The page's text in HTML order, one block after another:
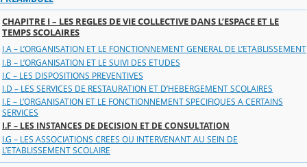
CHAPITRE I – LES REGLES DE VIE COLLECTIVE DANS L’ESPACE ET LE
TEMPS SCOLAIRES
I.A – L’ORGANISATION ET LE FONCTIONNEMENT GENERAL DE L’ETABLISSEMENT
I.B – L’ORGANISATION ET LE SUIVI DES ETUDES
I.C – LES DISPOSITIONS PREVENTIVES
I.D – LES SERVICES DE RESTAURATION ET D’HEBERGEMENT SCOLAIRES
I.E – L’ORGANISATION ET LE FONCTIONNEMENT SPECIFIQUES A CERTAINS
SERVICES
I.F – LES INSTANCES DE DECISION ET DE CONSULTATION
I.G – LES ASSOCIATIONS CREES OU INTERVENANT AU SEIN DE
L’ETABLISSEMENT SCOLAIRE